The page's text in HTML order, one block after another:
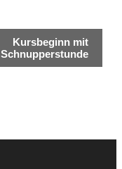
Kursbeginn mit
Schnupperstunde